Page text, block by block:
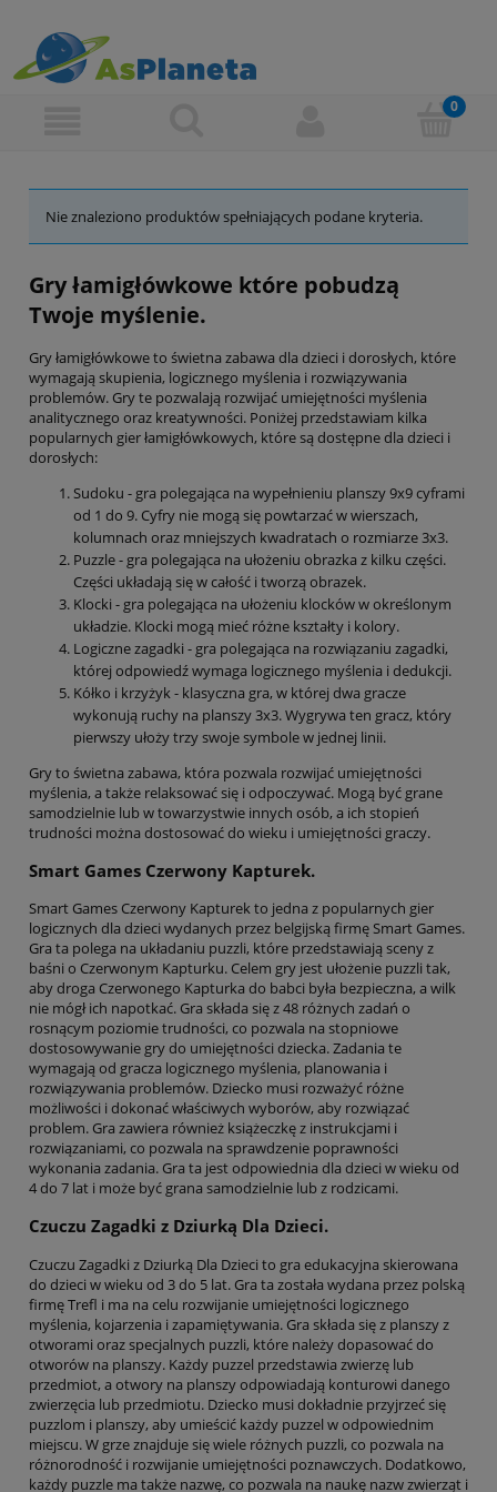
Nie znaleziono produktów spełniających podane kryteria.
Gry łamigłówkowe które pobudzą
Twoje myślenie.
Gry łamigłówkowe to świetna zabawa dla dzieci i dorosłych, które
wymagają skupienia, logicznego myślenia i rozwiązywania
problemów. Gry te pozwalają rozwijać umiejętności myślenia
analitycznego oraz kreatywności. Poniżej przedstawiam kilka
popularnych gier łamigłówkowych, które są dostępne dla dzieci i
dorosłych:
Sudoku - gra polegająca na wypełnieniu planszy 9x9 cyframi
od 1 do 9. Cyfry nie mogą się powtarzać w wierszach,
kolumnach oraz mniejszych kwadratach o rozmiarze 3x3.
Puzzle - gra polegająca na ułożeniu obrazka z kilku części.
Części układają się w całość i tworzą obrazek.
Klocki - gra polegająca na ułożeniu klocków w określonym
układzie. Klocki mogą mieć różne kształty i kolory.
Logiczne zagadki - gra polegająca na rozwiązaniu zagadki,
której odpowiedź wymaga logicznego myślenia i dedukcji.
Kółko i krzyżyk - klasyczna gra, w której dwa gracze
wykonują ruchy na planszy 3x3. Wygrywa ten gracz, który
pierwszy ułoży trzy swoje symbole w jednej linii.
Gry to świetna zabawa, która pozwala rozwijać umiejętności
myślenia, a także relaksować się i odpoczywać. Mogą być grane
samodzielnie lub w towarzystwie innych osób, a ich stopień
trudności można dostosować do wieku i umiejętności graczy.
Smart Games Czerwony Kapturek.
Smart Games Czerwony Kapturek to jedna z popularnych gier
logicznych dla dzieci wydanych przez belgijską firmę Smart Games.
Gra ta polega na układaniu puzzli, które przedstawiają sceny z
baśni o Czerwonym Kapturku. Celem gry jest ułożenie puzzli tak,
aby droga Czerwonego Kapturka do babci była bezpieczna, a wilk
nie mógł ich napotkać. Gra składa się z 48 różnych zadań o
rosnącym poziomie trudności, co pozwala na stopniowe
dostosowywanie gry do umiejętności dziecka. Zadania te
wymagają od gracza logicznego myślenia, planowania i
rozwiązywania problemów. Dziecko musi rozważyć różne
możliwości i dokonać właściwych wyborów, aby rozwiązać
problem. Gra zawiera również książeczkę z instrukcjami i
rozwiązaniami, co pozwala na sprawdzenie poprawności
wykonania zadania. Gra ta jest odpowiednia dla dzieci w wieku od
4 do 7 lat i może być grana samodzielnie lub z rodzicami.
Czuczu Zagadki z Dziurką Dla Dzieci.
Czuczu Zagadki z Dziurką Dla Dzieci to gra edukacyjna skierowana
do dzieci w wieku od 3 do 5 lat. Gra ta została wydana przez polską
firmę Trefl i ma na celu rozwijanie umiejętności logicznego
myślenia, kojarzenia i zapamiętywania. Gra składa się z planszy z
otworami oraz specjalnych puzzli, które należy dopasować do
otworów na planszy. Każdy puzzel przedstawia zwierzę lub
przedmiot, a otwory na planszy odpowiadają konturowi danego
zwierzęcia lub przedmiotu. Dziecko musi dokładnie przyjrzeć się
puzzlom i planszy, aby umieścić każdy puzzel w odpowiednim
miejscu. W grze znajduje się wiele różnych puzzli, co pozwala na
różnorodność i rozwijanie umiejętności poznawczych. Dodatkowo,
każdy puzzle ma także nazwę, co pozwala na naukę nazw zwierząt i